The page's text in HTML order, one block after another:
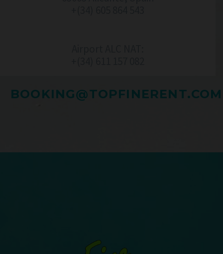
BOOKING@TOPFINERENT.COM